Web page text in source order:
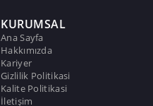
KURUMSAL
Ana Sayfa
Hakkımızda
Kariyer
Gizlilik Politikasi
Kalite Politikasi
İletişim